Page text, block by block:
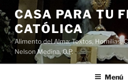
Saltar
al
contenido
CASA PARA TU
CATÓLICA
Alimento del Alma: Textos, Homilias,
Nelson Medina, O.P.
Menú